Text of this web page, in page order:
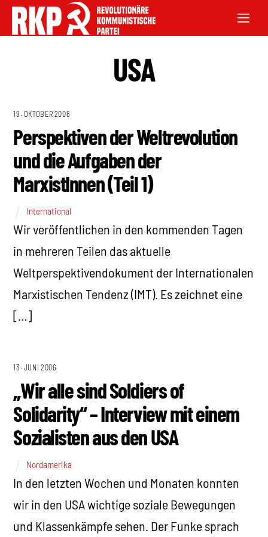
USA
19. OKTOBER 2006
Perspektiven der Weltrevolution
und die Aufgaben der
MarxistInnen (Teil 1)
International
Wir veröffentlichen in den kommenden Tagen
in mehreren Teilen das aktuelle
Weltperspektivendokument der Internationalen
Marxistischen Tendenz (IMT). Es zeichnet eine
[…]
13. JUNI 2006
„Wir alle sind Soldiers of
Solidarity“ – Interview mit einem
Sozialisten aus den USA
Nordamerika
In den letzten Wochen und Monaten konnten
wir in den USA wichtige soziale Bewegungen
und Klassenkämpfe sehen. Der Funke sprach